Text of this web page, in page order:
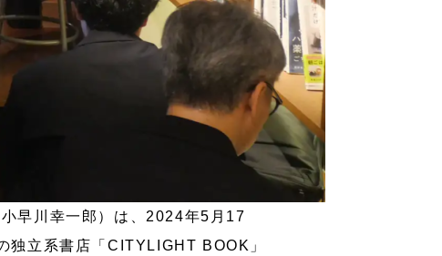
早川幸一郎）は、2024年5月17
独立系書店「CITYLIGHT BOOK」